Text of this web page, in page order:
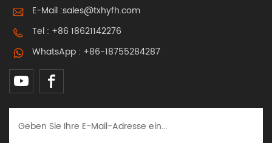
E-Mail :sales@txhyfh.com
Tel : +86 18621142276
WhatsApp : +86-18755284287